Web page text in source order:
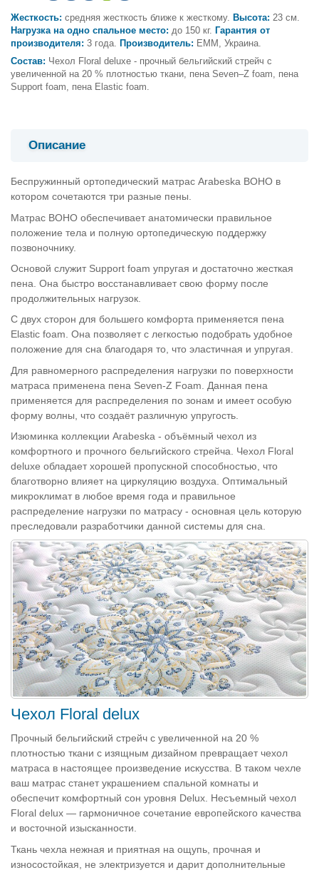
Жесткость: средняя жесткость ближе к жесткому. Высота: 23 см.
Нагрузка на одно спальное место: до 150 кг. Гарантия от
производителя: 3 года. Производитель: ЕММ, Украина.
Состав: Чехол Floral deluxe - прочный бельгийский стрейч с
увеличенной на 20 % плотностью ткани, пена Seven–Z foam, пена
Support foam, пена Elastic foam.
Описание
Беспружинный ортопедический матрас Arabeska BOHO в
котором сочетаются три разные пены.
Матрас BOHO обеспечивает анатомически правильное
положение тела и полную ортопедическую поддержку
позвоночнику.
Основой служит Support foam упругая и достаточно жесткая
пена. Она быстро восстанавливает свою форму после
продолжительных нагрузок.
С двух сторон для большего комфорта применяется пена
Elastic foam. Она позволяет с легкостью подобрать удобное
положение для сна благодаря то, что эластичная и упругая.
Для равномерного распределения нагрузки по поверхности
матраса применена пена Seven-Z Foam. Данная пена
применяется для распределения по зонам и имеет особую
форму волны, что создаёт различную упругость.
Изюминка коллекции Arabeska - объёмный чехол из
комфортного и прочного бельгийского стрейча. Чехол Floral
deluxe обладает хорошей пропускной способностью, что
благотворно влияет на циркуляцию воздуха. Оптимальный
микроклимат в любое время года и правильное
распределение нагрузки по матрасу - основная цель которую
преследовали разработчики данной системы для сна.
Чехол Floral delux
Прочный бельгийский стрейч с увеличенной на 20 %
плотностью ткани с изящным дизайном превращает чехол
матраса в настоящее произведение искусства. В таком чехле
ваш матрас станет украшением спальной комнаты и
обеспечит комфортный сон уровня Delux. Несъемный чехол
Floral delux — гармоничное сочетание европейского качества
и восточной изысканности.
Ткань чехла нежная и приятная на ощупь, прочная и
износостойкая, не электризуется и дарит дополнительные